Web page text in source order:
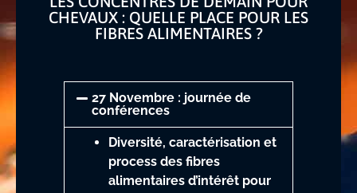
CHEVAUX : QUELLE PLACE POUR LES
FIBRES ALIMENTAIRES ?
27 Novembre : journée de
conférences
Diversité, caractérisation et
process des fibres
alimentaires d’intérêt pour